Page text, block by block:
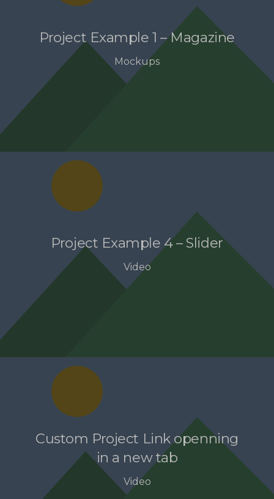
Project Example 1 – Magazine
Mockups
Project Example 4 – Slider
Video
Custom Project Link openning
in a new tab
Video